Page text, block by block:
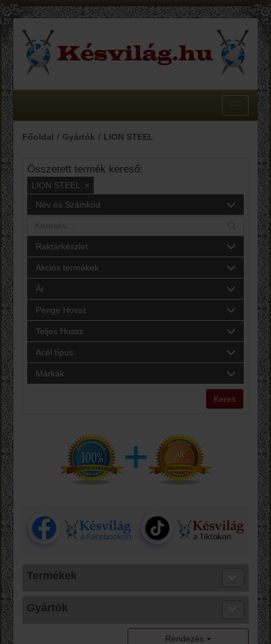
Toggle
Főoldal
Gyártók LION STEEL
Összetett termék kereső:
LION STEEL
×
Név és Számkód
Raktárkészlet
Akciós termékek
Ár
Penge Hossz
Teljes Hossz
Acél típus
Márkák
Keres
Termékek
Gyártók
Rendezés